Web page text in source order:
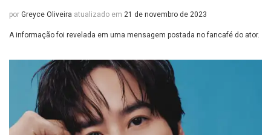
por Greyce Oliveira atualizado em 21 de novembro de 2023
A informação foi revelada em uma mensagem postada no fancafé do ator.